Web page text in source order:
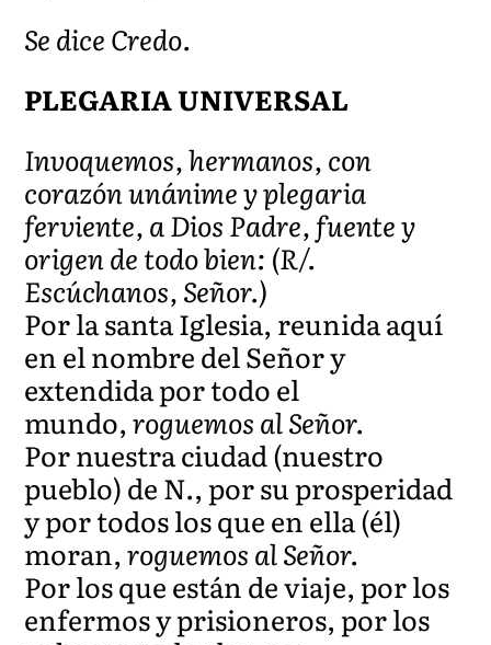
Se dice Credo.
PLEGARIA UNIVERSAL
Invoquemos, hermanos, con
corazón unánime y plegaria
ferviente, a Dios Padre, fuente y
origen de todo bien: (R/.
Escúchanos, Señor.)
Por la santa Iglesia, reunida aquí
en el nombre del Señor y
extendida por todo el
mundo,roguemos al Señor.
Por nuestra ciudad (nuestro
pueblo) de N., por su prosperidad
y por todos los que en ella (él)
moran,roguemos al Señor.
Por los que están de viaje, por los
enfermos y prisioneros, por los